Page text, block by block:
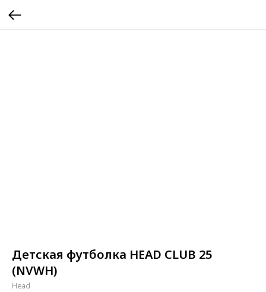
Детская футболка HEAD CLUB 25
(NVWH)
Head